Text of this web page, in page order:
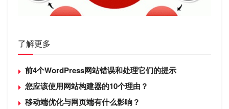
了解更多
前4个WordPress网站错误和处理它们的提示
您应该使用网站构建器的10个理由？
移动端优化与网页端有什么影响？